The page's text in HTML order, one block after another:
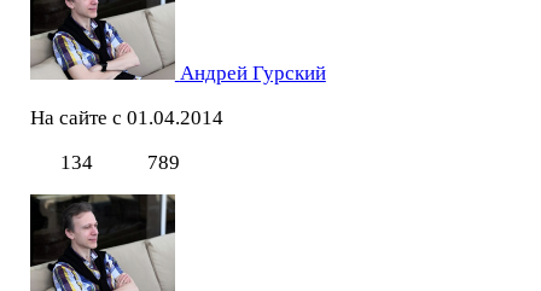
Андрей Гурский
На сайте с 01.04.2014
134
789